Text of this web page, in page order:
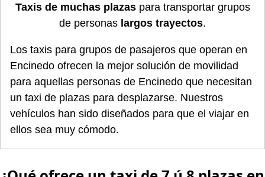
Taxis de muchas plazaspara transportar grupos
de personas largos trayectos.
Los taxis para grupos de pasajeros que operan en
Encinedo ofrecen la mejor solución de movilidad
para aquellas personas de Encinedo que necesitan
un taxi de plazas para desplazarse. Nuestros
vehículos han sido diseñados para que el viajar en
ellos sea muy cómodo.